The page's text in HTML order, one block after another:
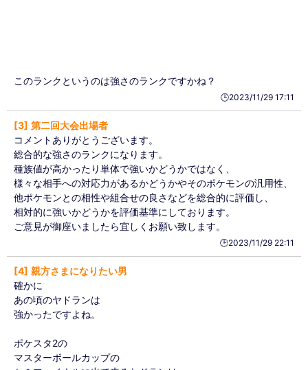
このランクというのは強さのランクですかね？
🕒️2023/11/29 17:11
3 第二回大会出場者
コメントありがとうございます。
総合的な強さのランクになります。
種族値が高かったり単体で強いかどうかではなく、
様々な相手への対応力があるかどうかやそのポケモンの汎用性、
他ポケモンとの相性や組合せの良さなどを総合的に評価し、
相対的に強いかどうかを評価基準にしております。
ご意見が御座いましたら宜しくお願い致します。
🕒️2023/11/29 22:11
4 親方さまになりたい男
確かに
あの頃のヤドランは
強かったですよね。
ポケスタ2の
マスターボールカップの